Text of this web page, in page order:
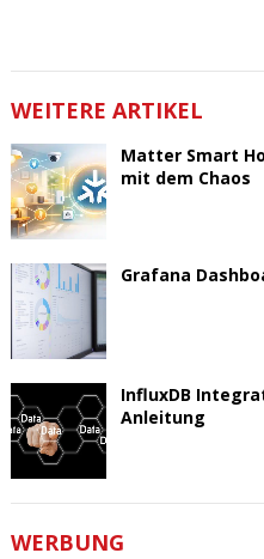
WEITERE ARTIKEL
Matter Smart
mit dem Chaos
Grafana
InfluxDB
Anleitung
WERBUNG